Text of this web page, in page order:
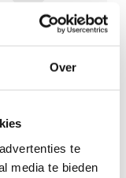
Over
te
media te bieden